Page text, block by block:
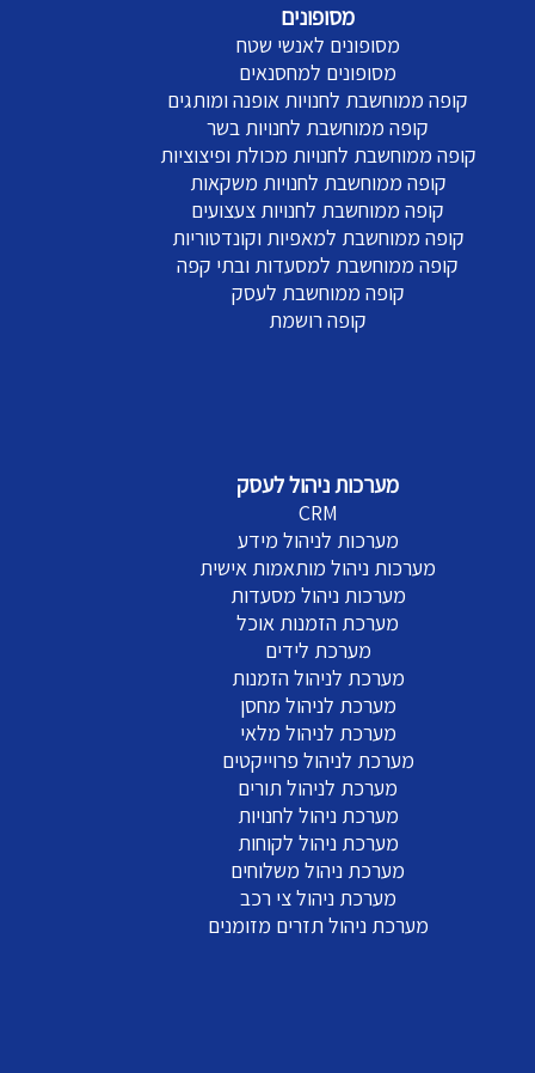
מסופונים
מסופונים לאנשי שטח
מסופונים למחסנאים
קופה ממוחשבת לחנויות אופנה ומותגים
קופה ממוחשבת לחנויות בשר
קופה ממוחשבת לחנויות מכולת ופיצוציות
קופה ממוחשבת לחנויות משקאות
קופה ממוחשבת לחנויות צעצועים
קופה ממוחשבת למאפיות וקונדטוריות
קופה ממוחשבת למסעדות ובתי קפה
קופה ממוחשבת לעסק
קופה רושמת
מערכות ניהול לעסק
CRM
מערכות לניהול מידע
מערכות ניהול מותאמות אישית
מערכות ניהול מסעדות
מערכת הזמנות אוכל
מערכת לידים
מערכת לניהול הזמנות
מערכת לניהול מחסן
מערכת לניהול מלאי
מערכת לניהול פרוייקטים
מערכת לניהול תורים
מערכת ניהול לחנויות
מערכת ניהול לקוחות
מערכת ניהול משלוחים
מערכת ניהול צי רכב
מערכת ניהול תזרים מזומנים